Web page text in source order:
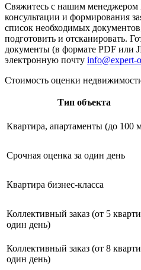
Свяжитесь с нашим менеджером
консультации и формирования
список необходимых
подготовить и отсканировать.
документы (в формате PDF или
электронную почту info@expert-
Стоимость оценки
Тип объекта
Квартира, апартаменты (до 100
Срочная оценка за один день
Квартира бизнес-класса
Коллективный заказ (от 5
один день)
Коллективный заказ (от 8
один день)